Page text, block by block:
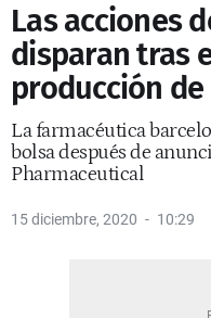
Las acciones
disparan tras
producción
La farmacéutica
bolsa después de
Pharmaceutical
15 diciembre, 2020 10:29